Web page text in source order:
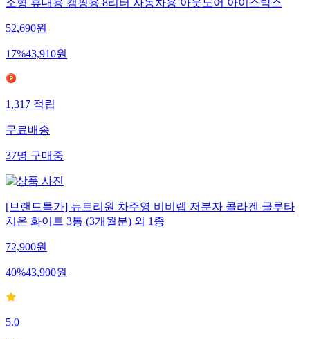
소형 휴대용 캠핑용 8리터 자동차용 아웃도어 아이스박스
52,690원
17%43,910원
1,317적립
무료배송
37명구매중
[브랜드특가] 뉴트리원 차주영 비비랩 저분자 콜라겐 글루타
치온 화이트 3통 (3개월분) 외 1종
72,900원
40%43,900원
5.0